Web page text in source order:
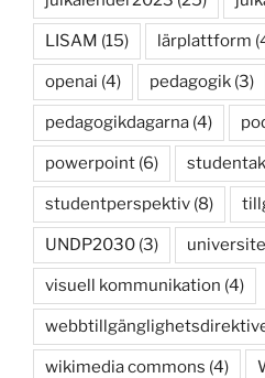
LISAM (15) lärplattform
openai (4) pedagogik (3)
pedagogikdagarna (4)
powerpoint (6)
studentperspektiv (8)
UNDP2030 (3)
visuell kommunikation (4)
wikimedia commons (4)